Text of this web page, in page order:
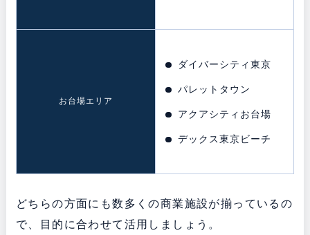
お台場エリア
ダイバーシティ東京
パレットタウン
アクアシティお台場
デックス東京ビーチ
どちらの方面にも数多くの商業施設が揃っているの
で、目的に合わせて活用しましょう。